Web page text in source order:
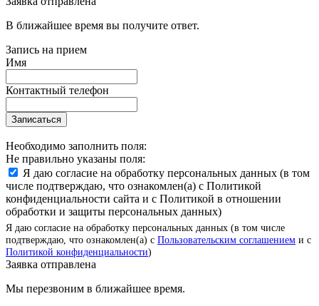
В ближайшее время вы получите ответ.
Запись на прием
Имя
Контактный телефон
Записаться
Необходимо заполнить поля:
Не правильно указаны поля:
Я даю согласие на обработку персональных данных (в том
числе подтверждаю, что ознакомлен(а) с Политикой
конфиденциальности сайта и с Политикой в отношении
обработки и защиты персональных данных)
Я даю согласие на обработку персональных данных (в том числе
подтверждаю, что ознакомлен(а) с Пользовательским соглашением и с
Политикой конфиденциальности)
Заявка отправлена
Мы перезвоним в ближайшее время.